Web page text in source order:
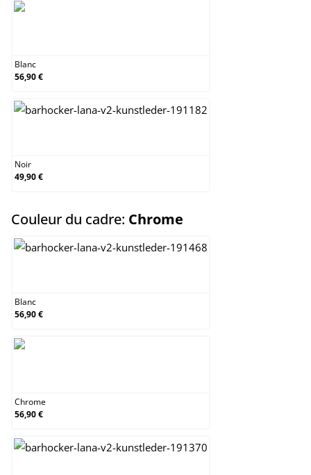
Blanc
56,90 €
Noir
49,90 €
Couleur du cadre: Chrome
Blanc
56,90 €
Chrome
56,90 €